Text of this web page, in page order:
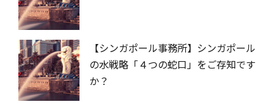
【シンガポール事務所】シンガポール
の水戦略「４つの蛇口」をご存知です
か？